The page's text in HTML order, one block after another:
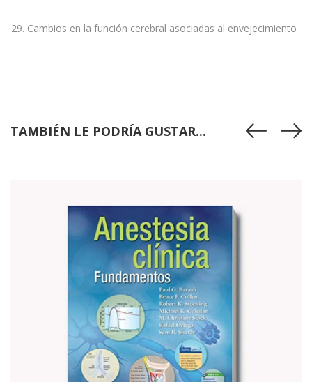
29. Cambios en la función cerebral asociadas al envejecimiento
TAMBIÉN LE PODRÍA GUSTAR...